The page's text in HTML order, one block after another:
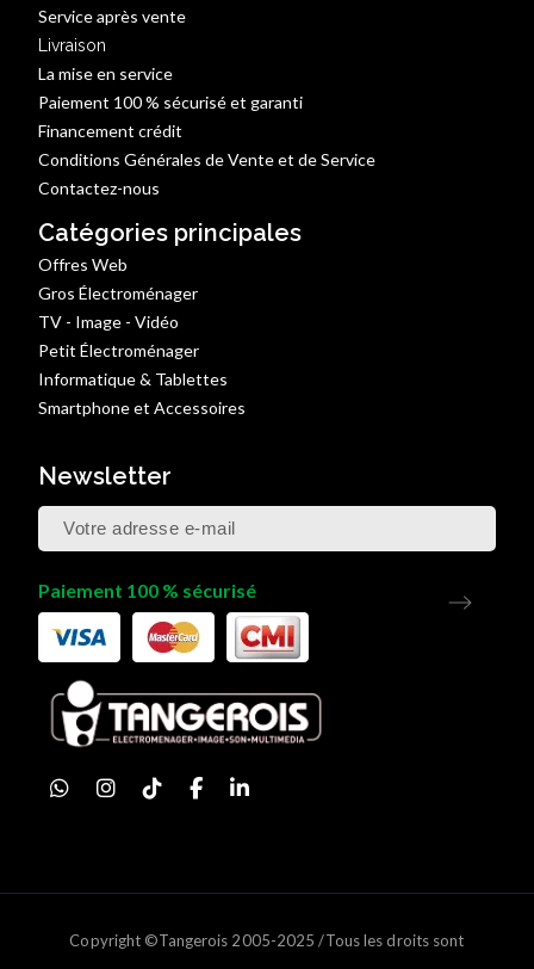
Service après vente
Livraison
La mise en service
Paiement 100 % sécurisé et garanti
Financement crédit
Conditions Générales de Vente et de Service
Contactez-nous
Catégories principales
Offres Web
Gros Électroménager
TV - Image - Vidéo
Petit Électroménager
Informatique & Tablettes
Smartphone et Accessoires
Newsletter
Paiement 100 % sécurisé
Copyright ©Tangerois 2005-2025 /Tous les droits sont